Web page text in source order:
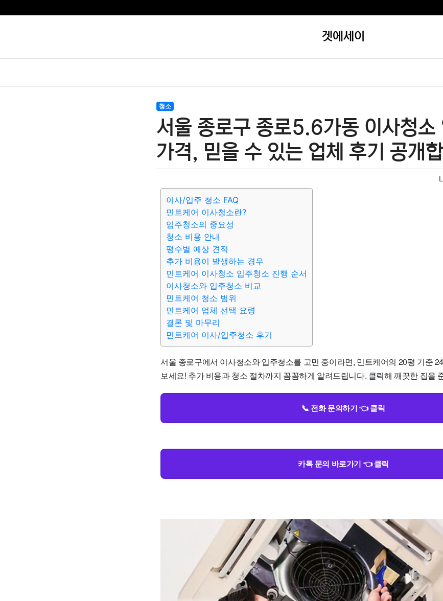
겟에세이
청소
서울 종로구 종로5.6가동 이사청소
가격, 믿을 수 있는 업체 후기 공개
이사/입주 청소 FAQ
민트케어 이사청소란?
입주청소의 중요성
청소 비용 안내
평수별 예상 견적
추가 비용이 발생하는 경우
민트케어 이사청소 입주청소 진행 순서
이사청소와 입주청소 비교
민트케어 청소 범위
민트케어 업체 선택 요령
결론 및 마무리
민트케어 이사/입주청소 후기
서울 종로구에서 이사청소와 입주청소를 고민 중이라면, 민트케어의 20평 기준
보세요! 추가 비용과 청소 절차까지 꼼꼼하게 알려드립니다. 클릭해 깨끗한 집을
📞 전화 문의하기 👈 클릭
카톡 문의 바로가기 👈 클릭